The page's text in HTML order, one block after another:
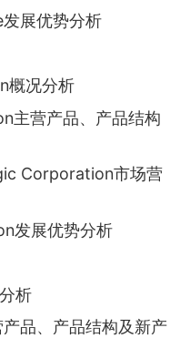
展优势分析
概况分析
主营产品、产品结构
Corporation市场营
发展优势分析
析
品、产品结构及新产